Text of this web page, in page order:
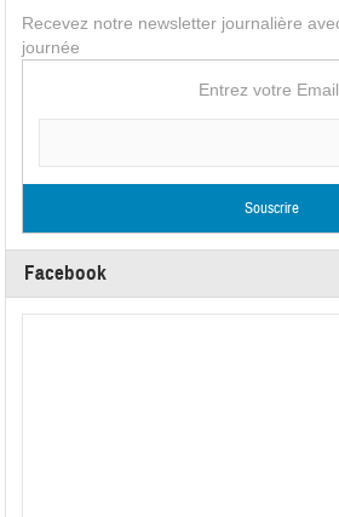
Recevez notre newsletter journalière
journée
Entrez votre
Facebook